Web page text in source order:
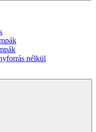
nélkül